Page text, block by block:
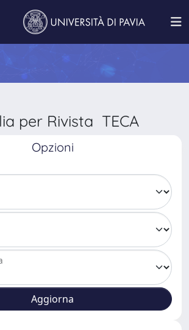
per Rivista TECA
Opzioni